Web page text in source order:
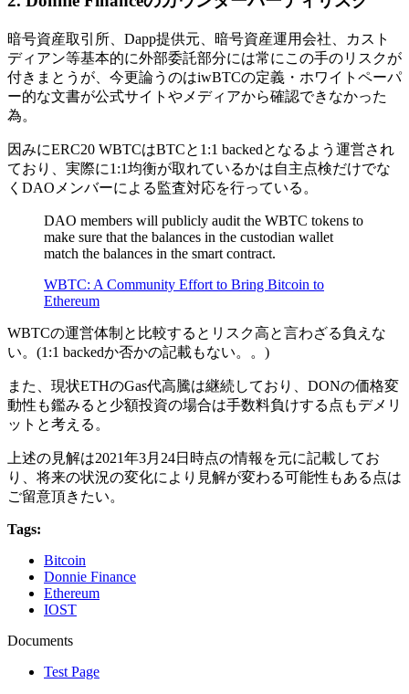
暗号資産取引所、Dapp提供元、暗号資産運用会社、カスト
ディアン等基本的に外部委託部分には常にこの手のリスクが
付きまとうが、今更論うのはiwBTCの定義・ホワイトペーパ
ー的な文書が公式サイトやメディアから確認できなかった
為。
因みにERC20 WBTCはBTCと1:1 backedとなるよう運営され
ており、実際に1:1均衡が取れているかは自主点検だけでな
くDAOメンバーによる監査対応を行っている。
DAO members will publicly audit the WBTC tokens to
make sure that the balances in the custodian wallet
match the balances in the smart contract.
WBTC: A Community Effort to Bring Bitcoin to
Ethereum
WBTCの運営体制と比較するとリスク高と言わざる負えな
い。(1:1 backedか否かの記載もない。。)
また、現状ETHのGas代高騰は継続しており、DONの価格変
動性も鑑みると少額投資の場合は手数料負けする点もデメリ
ットと考える。
上述の見解は2021年3月24日時点の情報を元に記載してお
り、将来の状況の変化により見解が変わる可能性もある点は
ご留意頂きたい。
Tags:
Bitcoin
Donnie Finance
Ethereum
IOST
Documents
Test Page